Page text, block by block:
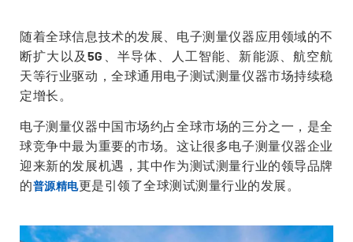
随着全球信息技术的发展、电子测量仪器应用领域的不
断扩大以及5G、半导体、人工智能、新能源、航空航
天等行业驱动，全球通用电子测试测量仪器市场持续稳
定增长。
电子测量仪器中国市场约占全球市场的三分之一，是全
球竞争中最为重要的市场。这让很多电子测量仪器企业
迎来新的发展机遇，其中作为测试测量行业的领导品牌
的普源精电更是引领了全球测试测量行业的发展。